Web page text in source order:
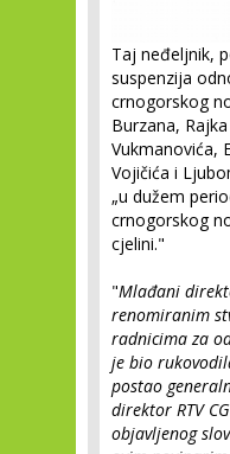
Taj neđeljnik,
suspenzija
crnogorskog
Burzana,
Vukmanovića,
Vojičića i
„u dužem
crnogorskog
cjelini."
"Mlađani
renomiranim
radnicima za
je bio
postao
direktor RTV
objavljenog